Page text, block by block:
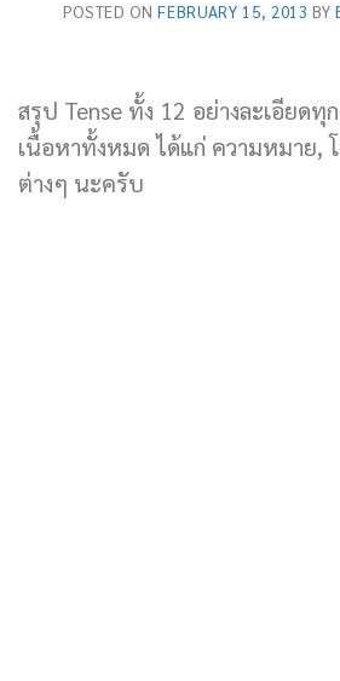
POSTED ONFEBRUARY 15, 2013 BY
สรุป Tense ทั้ง 12 อย่างละเอียด
เนื้อหาทั้งหมด ได้แก่ ความหมาย,
ต่างๆ นะครับ